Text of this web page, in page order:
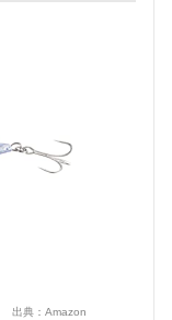
出典： Amazon